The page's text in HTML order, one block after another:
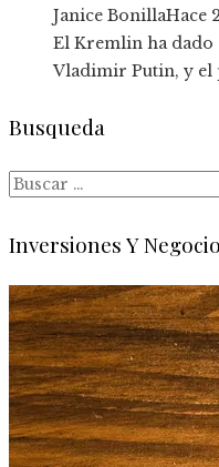
Janice BonillaHace
El Kremlin ha dado
Vladimir Putin, y el
Busqueda
Buscar:
Inversiones Y